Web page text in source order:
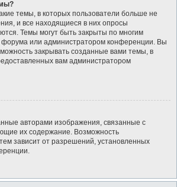
темы, в которых пользователи больше не
и все находящиеся в них опросы
Темы могут быть закрыты по многим
или администратором конференции. Вы
закрывать созданные вами темы, в
вам администратором
авторами изображения, связанные с
их содержание. Возможность
зависит от разрешений, установленных